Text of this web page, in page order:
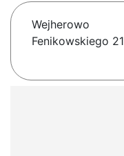
Wejherowo
Fenikowskiego 21